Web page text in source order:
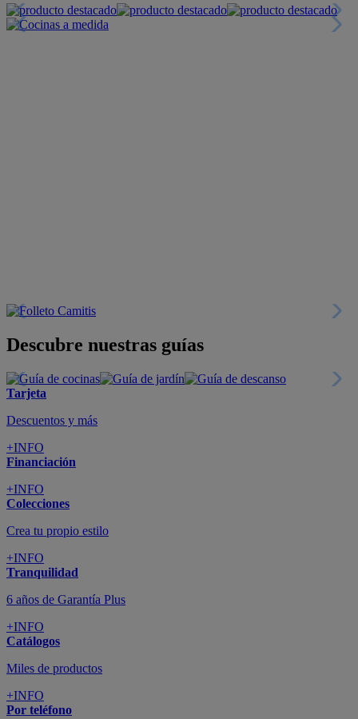
Descubre nuestras guías
Tarjeta
Descuentos y más
+INFO
Financiación
+INFO
Colecciones
Crea tu propio estilo
+INFO
Tranquilidad
6 años de Garantía Plus
+INFO
Catálogos
Miles de productos
+INFO
Por teléfono